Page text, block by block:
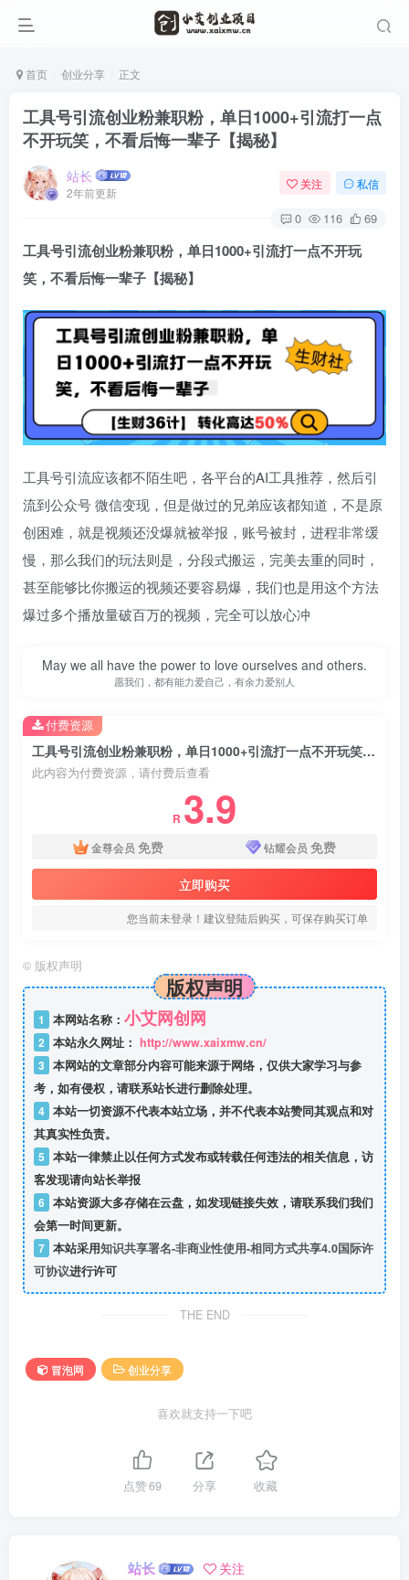
首页 创业分享 正文
工具号引流创业粉兼职粉，单日1000+引流打一点
不开玩笑，不看后悔一辈子【揭秘】
站长
2年前更新
关注 私信
0 116 69
工具号引流创业粉兼职粉，单日1000+引流打一点不开玩
笑，不看后悔一辈子【揭秘】
工具号引流应该都不陌生吧，各平台的AI工具推荐，然后引
流到公众号 微信变现，但是做过的兄弟应该都知道，不是原
创困难，就是视频还没爆就被举报，账号被封，进程非常缓
慢，那么我们的玩法则是，分段式搬运，完美去重的同时，
甚至能够比你搬运的视频还要容易爆，我们也是用这个方法
爆过多个播放量破百万的视频，完全可以放心冲
May we all have the power to love ourselves and others.
愿我们，都有能力爱自己，有余力爱别人
工具号引流创业粉兼职粉，单日1000+引流打一点不开玩笑，不看后悔一辈子【揭秘】
此内容为付费资源，请付费后查看
R 3.9
金尊会员 免费 钻耀会员 免费
立即购买
您当前未登录！建议登陆后购买，可保存购买订单
付费资源
© 版权声明
版权声明
1 本网站名称： 小艾网创网
2 本站永久网址： http://www.xaixmw.cn/
3 本网站的文章部分内容可能来源于网络，仅供大家学习与参
考，如有侵权，请联系站长进行删除处理。
4 本站一切资源不代表本站立场，并不代表本站赞同其观点和对
其真实性负责。
5 本站一律禁止以任何方式发布或转载任何违法的相关信息，访
客发现请向站长举报
6 本站资源大多存储在云盘，如发现链接失效，请联系我们我们
会第一时间更新。
7 本站采用知识共享署名-非商业性使用-相同方式共享4.0国际许
可协议进行许可
THE END
冒泡网 创业分享
喜欢就支持一下吧
点赞69 分享 收藏
站长 关注